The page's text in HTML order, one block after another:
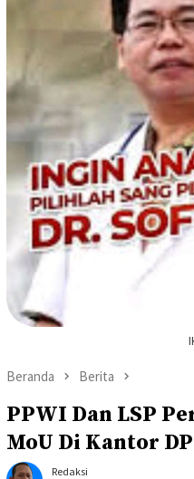
Beranda Berita
PPWI Dan LSP
MoU Di Kantor
Redaksi